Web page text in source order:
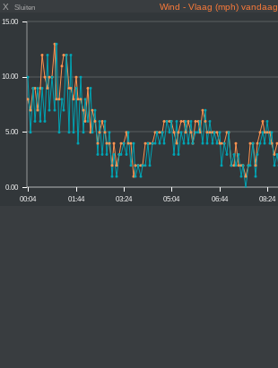
X Sluiten Wind - Vlaag (mph) vandaag